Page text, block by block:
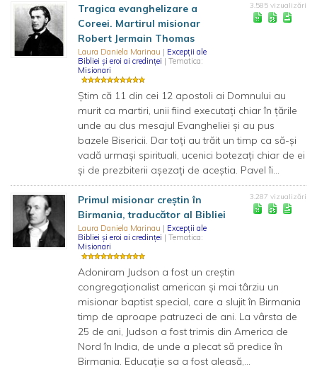
Tragica evanghelizare a
Coreei. Martirul misionar
Robert Jermain Thomas
Laura Daniela Marinau | Excepții ale
Bibliei și eroi ai credinței | Tematica:
Misionari
3.585 vizualizări
Știm că 11 din cei 12 apostoli ai Domnului au
murit ca martiri, unii fiind executați chiar în țările
unde au dus mesajul Evangheliei și au pus
bazele Bisericii. Dar toți au trăit un timp ca să-și
vadă urmași spirituali, ucenici botezați chiar de ei
și de prezbiterii așezați de aceștia. Pavel îi...
Primul misionar creștin în
Birmania, traducător al Bibliei
Laura Daniela Marinau | Excepții ale
Bibliei și eroi ai credinței | Tematica:
Misionari
3.287 vizualizări
Adoniram Judson a fost un creștin
congregaționalist american și mai târziu un
misionar baptist special, care a slujit în Birmania
timp de aproape patruzeci de ani. La vârsta de
25 de ani, Judson a fost trimis din America de
Nord în India, de unde a plecat să predice în
Birmania. Educație sa a fost aleasă,...